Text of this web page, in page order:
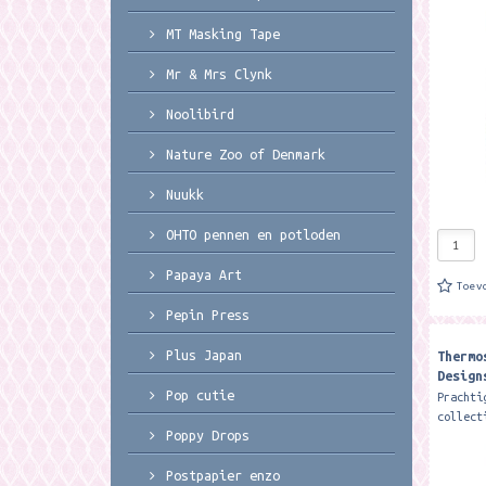
houdt
Duck'
MT Masking Tape
Mr & Mrs Clynk
Noolibird
Nature Zoo of Denmark
Nuukk
OHTO pennen en potloden
Papaya Art
Pepin Press
Plus Japan
Pop cutie
Poppy Drops
Postpapier enzo